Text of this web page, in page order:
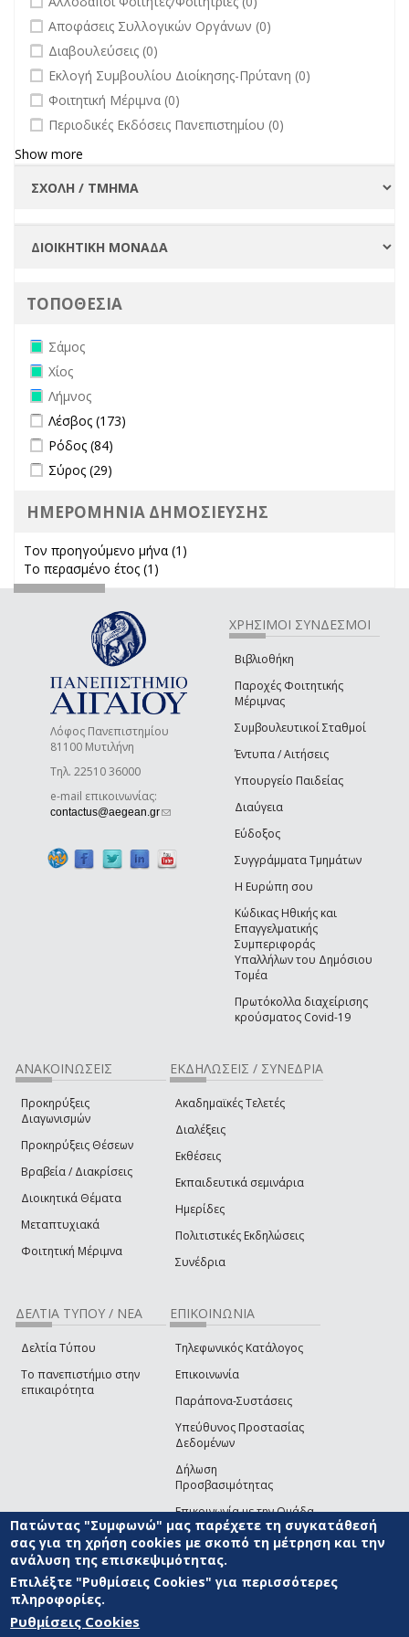
undefined
Αποφάσεις Συλλογικών Οργάνων (0)
undefined
Διαβουλεύσεις (0)
undefined
Εκλογή Συμβουλίου Διοίκησης-Πρύτανη (0)
undefined
Φοιτητική Μέριμνα (0)
undefined
Περιοδικές Εκδόσεις Πανεπιστημίου (0)
Show more
ΤΟΠΟΘΕΣΙΑ
Remove Σάμος filter
Σάμος
Remove Χίος filter
Χίος
Remove Λήμνος filter
Λήμνος
Apply Λέσβος filter
Λέσβος (173)
Apply Ρόδος filter
Ρόδος (84)
Apply Σύρος filter
Σύρος (29)
ΗΜΕΡΟΜΗΝΙΑ ΔΗΜΟΣΙΕΥΣΗΣ
Τον προηγούμενο μήνα (1)
Το περασμένο έτος (1)
Λόφος Πανεπιστημίου
81100 Μυτιλήνη
Τηλ. 22510 36000
e-mail επικοινωνίας:
contactus@aegean.gr(link sends e-mail)
ΧΡΗΣΙΜΟΙ ΣΥΝΔΕΣΜΟΙ
Βιβλιοθήκη
Παροχές Φοιτητικής
Μέριμνας
Συμβουλευτικοί Σταθμοί
Έντυπα / Αιτήσεις
Υπουργείο Παιδείας
Διαύγεια
Εύδοξος
Συγγράμματα Τμημάτων
Η Ευρώπη σου
Κώδικας Ηθικής και
Επαγγελματικής
Συμπεριφοράς
Υπαλλήλων του Δημόσιου
Τομέα
Πρωτόκολλα διαχείρισης
κρούσματος Covid-19
ΑΝΑΚΟΙΝΩΣΕΙΣ
Προκηρύξεις
Διαγωνισμών
Προκηρύξεις Θέσεων
Βραβεία / Διακρίσεις
Διοικητικά Θέματα
Μεταπτυχιακά
Φοιτητική Μέριμνα
ΕΚΔΗΛΩΣΕΙΣ / ΣΥΝΕΔΡΙΑ
Ακαδημαϊκές Τελετές
Διαλέξεις
Εκθέσεις
Εκπαιδευτικά σεμινάρια
Ημερίδες
Πολιτιστικές Εκδηλώσεις
Συνέδρια
ΔΕΛΤΙΑ ΤΥΠΟΥ / ΝΕΑ
Δελτία Τύπου
Το πανεπιστήμιο στην
επικαιρότητα
ΕΠΙΚΟΙΝΩΝΙΑ
Τηλεφωνικός Κατάλογος
Επικοινωνία
Παράπονα-Συστάσεις
Υπεύθυνος Προστασίας
Δεδομένων
Δήλωση
Προσβασιμότητας
Επικοινωνία με την Ομάδα
Ανάπτυξης του site(link sends e-mail)
© ΠΑΝΕΠΙΣΤΗΜΙΟ ΑΙΓΑΙΟΥ ΟΡΟΙ ΧΡΗΣΗΣ
ΑΝΑΠΤΥΞΗΣ
Πατώντας "Συμφωνώ" μας παρέχετε τη συγκατάθεσή
σας για τη χρήση cookies με σκοπό τη μέτρηση και την
ανάλυση της επισκεψιμότητας.
Επιλέξτε "Ρυθμίσεις Cookies" για περισσότερες
πληροφορίες.
Ρυθμίσεις Cookies